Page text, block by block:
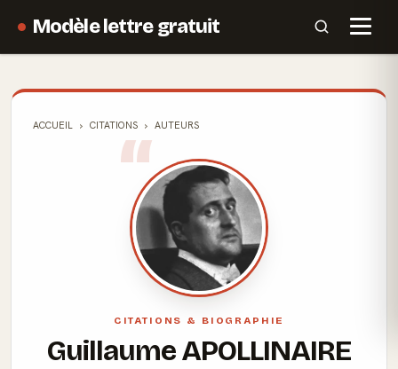
Modèle lettre gratuit
ACCUEIL CITATIONS AUTEURS
CITATIONS & BIOGRAPHIE
Guillaume APOLLINAIRE